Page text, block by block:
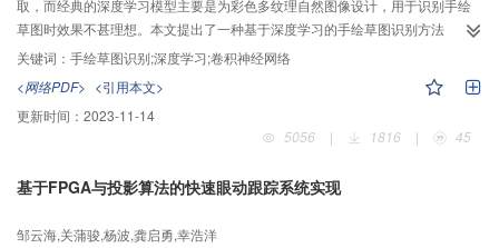
取，而经典的深度学习模型主要是为彩色多纹理自然图像设计，用于识别手绘
草图时效果不甚理想。本文提出了一种基于深度学习的手绘草图识别方法
(Deep-Sketch) ，该算法根据手绘草图缺失颜色、纹理信息的特点，使用大尺寸
的首层卷积核取代自然图像识别中常使用的小尺寸首层卷积核，获得更多的空
间结构信息。利用训练浅层模型获得的模型参数来初始化深层模型对应层的模
型参数，以加快收敛，减少训练时长。加入不改变特征大小的卷积层来加深网
络深度等方法以减小错误率。实验结果表明，本文所提出的方法较之其它几种
69.2%。
关键词： 手绘草图识别;深度学习;卷积神经网络
<网络PDF> <引用本文>
更新时间： 2023-11-14
5056
| 1816 | 45
基于FPGA与投影算法的快速眼动跟踪系统实现
邹云海,关蒲骏,杨波,龚启勇,幸浩洋